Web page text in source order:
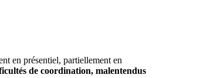
en présentiel, partiellement en
de coordination, malentendus